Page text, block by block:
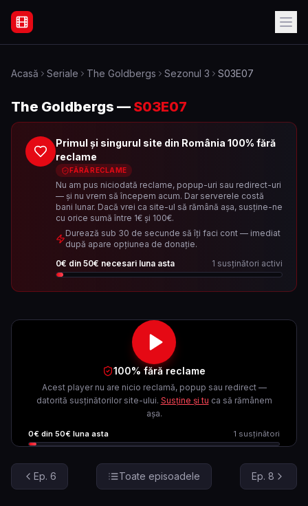
Filme Online Subtitrate - Acasă
Acasă Seriale The Goldbergs Sezonul 3 S03E07
The Goldbergs — S03E07
Primul și singurul site din România 100% fără
reclame
FĂRĂ RECLAME
Nu am pus niciodată reclame, popup-uri sau redirect-uri
— și nu vrem să începem acum. Dar serverele costă
bani lunar. Dacă vrei ca site-ul să rămână așa, susține-ne
cu orice sumă între 1€ și 100€.
Durează sub 30 de secunde să îți faci cont — imediat
după apare opțiunea de donație.
0€ din 50€ necesari luna asta 1 susținători activi
100% fără reclame
Acest player nu are nicio reclamă, popup sau redirect —
datorită susținătorilor site-ului. Susține și tu ca să rămânem
așa.
0€ din 50€ luna asta 1 susținători
Ep. 6 Toate episoadele Ep. 8